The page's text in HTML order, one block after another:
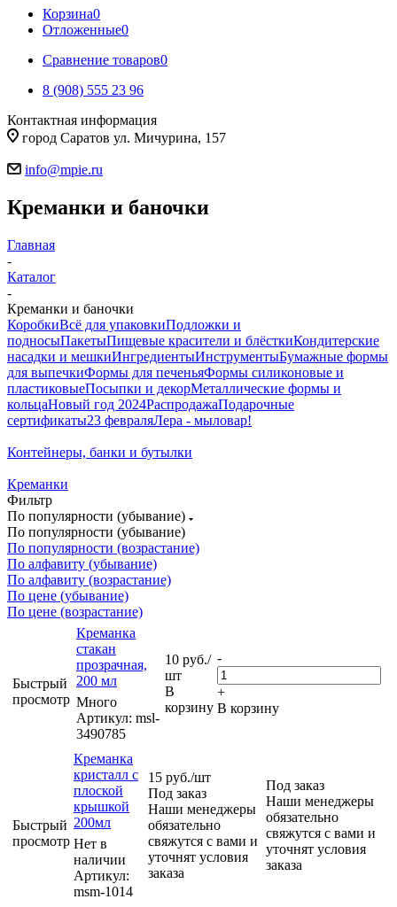
Корзина0
Отложенные0
Сравнение товаров0
8 (908) 555 23 96
Контактная информация
город Саратов ул. Мичурина, 157
info@mpie.ru
Креманки и баночки
Главная
-
Каталог
-
Креманки и баночки
КоробкиВсё для упаковкиПодложки и
подносыПакетыПищевые красители и блёсткиКондитерские
насадки и мешкиИнгредиентыИнструментыБумажные формы
для выпечкиФормы для печеньяФормы силиконовые и
пластиковыеПосыпки и декорМеталлические формы и
кольцаНовый год 2024РаспродажаПодарочные
сертификаты23 февраляЛера - мыловар!
Контейнеры, банки и бутылки
Креманки
Фильтр
По популярности (убывание)
По популярности (убывание)
По популярности (возрастание)
По алфавиту (убывание)
По алфавиту (возрастание)
По цене (убывание)
По цене (возрастание)
Быстрый
просмотр
Креманка
стакан
прозрачная,
200 мл
Много
Артикул: msl-
3490785
10 руб./
шт
В
корзину
-
+
В корзину
Быстрый
просмотр
Креманка
кристалл с
плоской
крышкой
200мл
Нет в
наличии
Артикул:
msm-1014
15 руб./шт
Под заказ
Наши менеджеры
обязательно
свяжутся с вами и
уточнят условия
заказа
Под заказ
Наши менеджеры
обязательно
свяжутся с вами и
уточнят условия
заказа